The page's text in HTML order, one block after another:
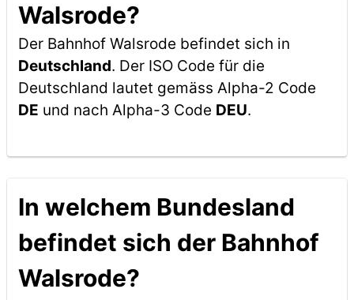
Walsrode?
Der Bahnhof Walsrode befindet sich in
Deutschland. Der ISO Code für die
Deutschland lautet gemäss Alpha-2 Code
DE und nach Alpha-3 Code DEU.
In welchem Bundesland
befindet sich der Bahnhof
Walsrode?